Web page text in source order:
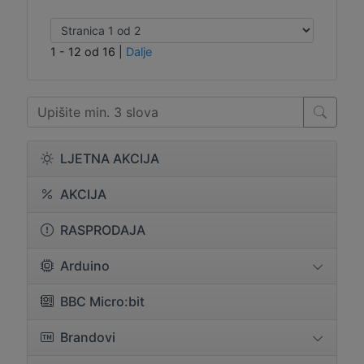
LJETNA AKCIJA
AKCIJA
RASPRODAJA
Arduino
BBC Micro:bit
Brandovi
1 - 12 od 16 Dalje